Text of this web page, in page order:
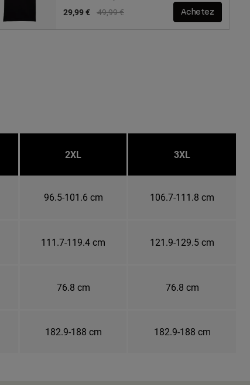
Price reduced from
49,99 €to
29,99 € Achetez
2XL 3XL
96.5-101.6 cm 106.7-111.8 cm
111.7-119.4 cm 121.9-129.5 cm
76.8 cm 76.8 cm
182.9-188 cm 182.9-188 cm